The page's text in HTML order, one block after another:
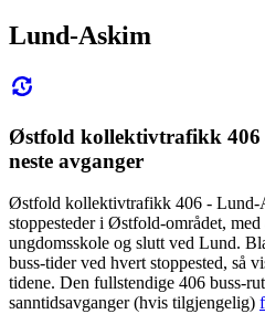
Lund-Askim
Østfold kollektivtrafikk 406
neste avganger
Østfold kollektivtrafikk 406 - Lund-
stoppesteder i Østfold-området,
ungdomsskole og slutt ved Lund.
buss-tider ved hvert stoppested, så
tidene. Den fullstendige 406 buss-
sanntidsavganger (hvis tilgjengelig)